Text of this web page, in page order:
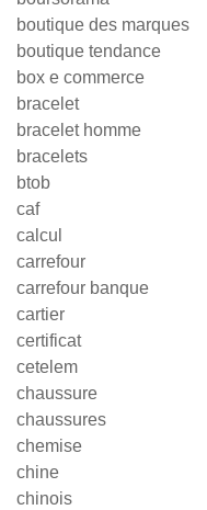
boutique des marques
boutique tendance
box e commerce
bracelet
bracelet homme
bracelets
btob
caf
calcul
carrefour
carrefour banque
cartier
certificat
cetelem
chaussure
chaussures
chemise
chine
chinois